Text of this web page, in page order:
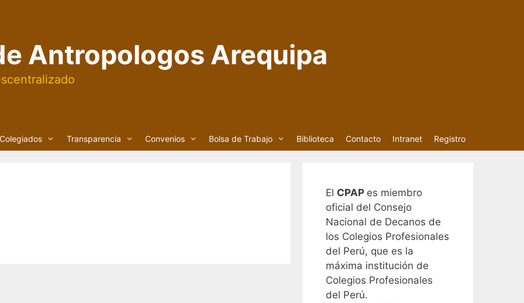
Antropologos Arequipa
Colegiados Transparencia Convenios Bolsa de Trabajo Biblioteca Contacto Intranet Registro
El CPAP es miembro
oficial del Consejo
Nacional de Decanos de
los Colegios Profesionales
del Perú, que es la
máxima institución de
Colegios Profesionales
del Perú.